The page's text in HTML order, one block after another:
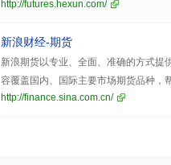
http://futures.hexun.com/
新浪财经-期货
新浪期货以专业、全面、准确的方式提
容覆盖国内、国际主要市场期货品种，
博客、专家在线答疑等自由互动交流空间
http://finance.sina.com.cn/